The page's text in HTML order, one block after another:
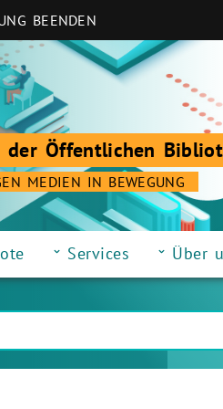
BEENDEN
der Öffentlichen
MEDIEN IN BEWEGUNG
Services Über